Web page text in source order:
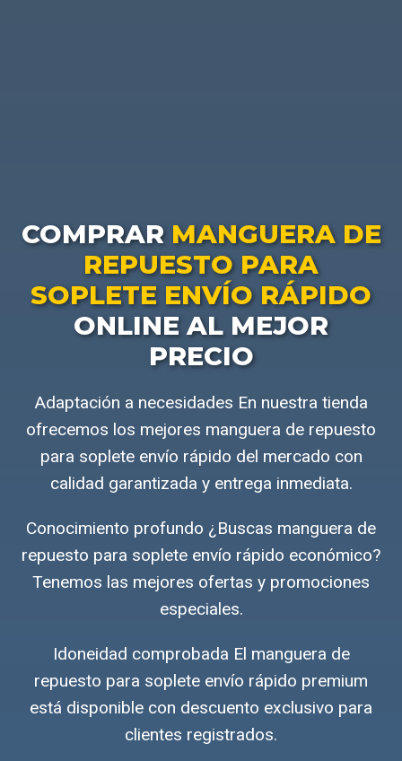
COMPRAR MANGUERA DE
REPUESTO PARA
SOPLETE ENVÍO RÁPIDO
ONLINE AL MEJOR
PRECIO
Adaptación a necesidades En nuestra tienda
ofrecemos los mejores manguera de repuesto
para soplete envío rápido del mercado con
calidad garantizada y entrega inmediata.
Conocimiento profundo ¿Buscas manguera de
repuesto para soplete envío rápido económico?
Tenemos las mejores ofertas y promociones
especiales.
Idoneidad comprobada El manguera de
repuesto para soplete envío rápido premium
está disponible con descuento exclusivo para
clientes registrados.